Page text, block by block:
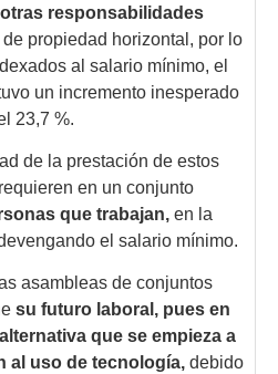
responsabilidades
propiedad horizontal, por lo
al salario mínimo, el
un incremento inesperado
23,7 %.
de la prestación de estos
en un conjunto
que trabajan,en la
el salario mínimo.
asambleas de conjuntos
su futuro laboral, pues en
que se empieza a
al uso de tecnología, debido